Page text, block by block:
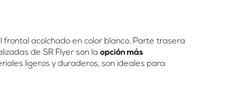
acolchado en color blanco. Parte trasera
de SR Flyer son la opción más
ligeros y duraderos, son ideales para